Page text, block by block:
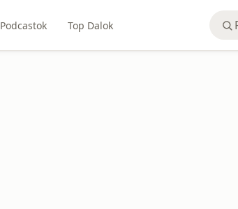
Podcastok Top Dalok